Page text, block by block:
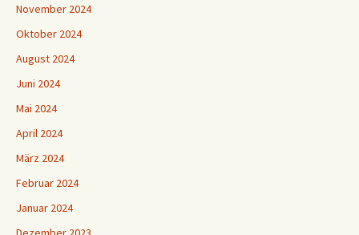
November 2024
Oktober 2024
August 2024
Juni 2024
Mai 2024
April 2024
März 2024
Februar 2024
Januar 2024